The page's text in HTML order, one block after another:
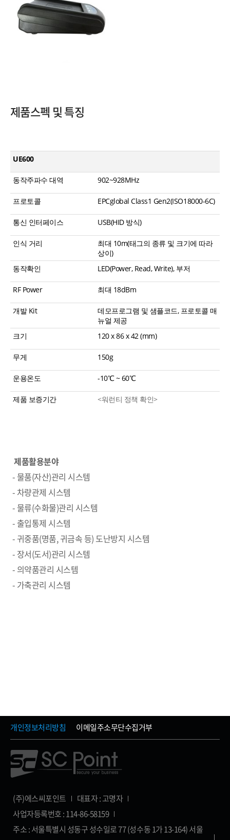
제품스펙 및 특징
UE600
동작주파수 대역 902~928MHz
프로토콜 EPCglobal Class1 Gen2(ISO18000-6C)
통신 인터페이스 USB(HID 방식)
인식 거리
최대 10m(태그의 종류 및 크기에 따라
상이)
동작확인
LED(Power, Read, Write), 부저
RF Power 최대 18dBm
개발 Kit
데모프로그램 및 샘플코드, 프로토콜 매
뉴얼 제공
크기
120 x 86 x 42 (mm)
무게 150g
운용온도 -10℃ ~ 60℃
제품 보증기간 <워런티 정책 확인>
제품활용분야
- 물품(자산)관리 시스템
- 차량관제 시스템
- 물류(수화물)관리 시스템
- 출입통제 시스템
- 귀중품(명품, 귀금속 등) 도난방지 시스템
- 장서(도서)관리 시스템
- 의약품관리 시스템
- 가축관리 시스템
개인정보처리방침 이메일주소무단수집거부
(주)에스씨포인트
대표자 : 고명자
사업자등록번호 : 114-86-58159
주소 : 서울특별시 성동구 성수일로 77 (성수동 1가 13-164) 서울